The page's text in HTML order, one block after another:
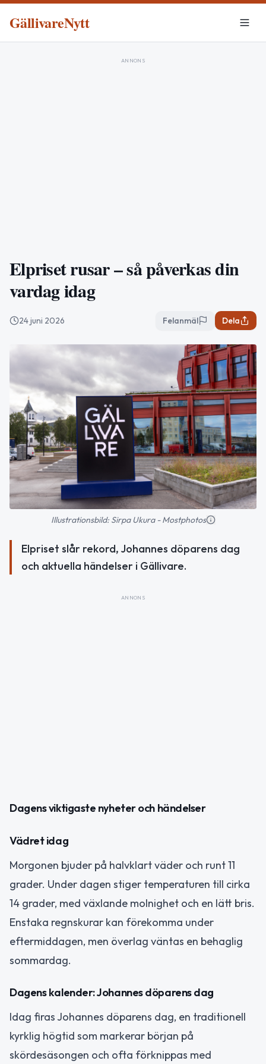
GällivareNytt
ANNONS
Elpriset rusar – så påverkas din
vardag idag
24 juni 2026 Felanmäl Dela
Illustrationsbild: Sirpa Ukura - Mostphotos
Elpriset slår rekord, Johannes döparens dag
och aktuella händelser i Gällivare.
ANNONS
Dagens viktigaste nyheter och händelser
Vädret idag
Morgonen bjuder på halvklart väder och runt 11
grader. Under dagen stiger temperaturen till cirka
14 grader, med växlande molnighet och en lätt bris.
Enstaka regnskurar kan förekomma under
eftermiddagen, men överlag väntas en behaglig
sommardag.
Dagens kalender: Johannes döparens dag
Idag firas Johannes döparens dag, en traditionell
kyrklig högtid som markerar början på
skördesäsongen och ofta förknippas med